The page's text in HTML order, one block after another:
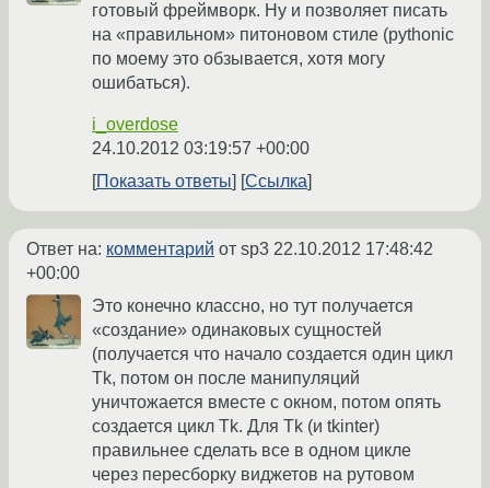
готовый фреймворк. Ну и позволяет писать
на «правильном» питоновом стиле (pythonic
по моему это обзывается, хотя могу
ошибаться).
i_overdose
24.10.2012 03:19:57 +00:00
Показать ответы
Ссылка
Ответ на: комментарий от sp3 22.10.2012 17:48:42
+00:00
Это конечно классно, но тут получается
«создание» одинаковых сущностей
(получается что начало создается один цикл
Tk, потом он после манипуляций
уничтожается вместе с окном, потом опять
создается цикл Tk. Для Tk (и tkinter)
правильнее сделать все в одном цикле
через пересборку виджетов на рутовом